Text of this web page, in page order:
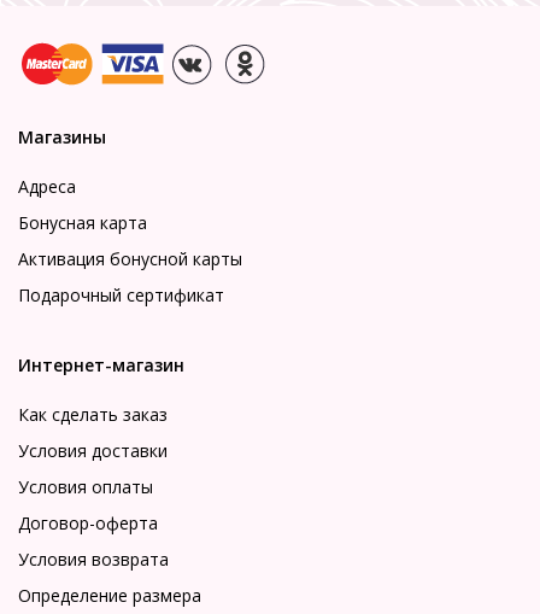
Магазины
Адреса
Бонусная карта
Активация бонусной карты
Подарочный сертификат
Интернет-магазин
Как сделать заказ
Условия доставки
Условия оплаты
Договор-оферта
Условия возврата
Определение размера